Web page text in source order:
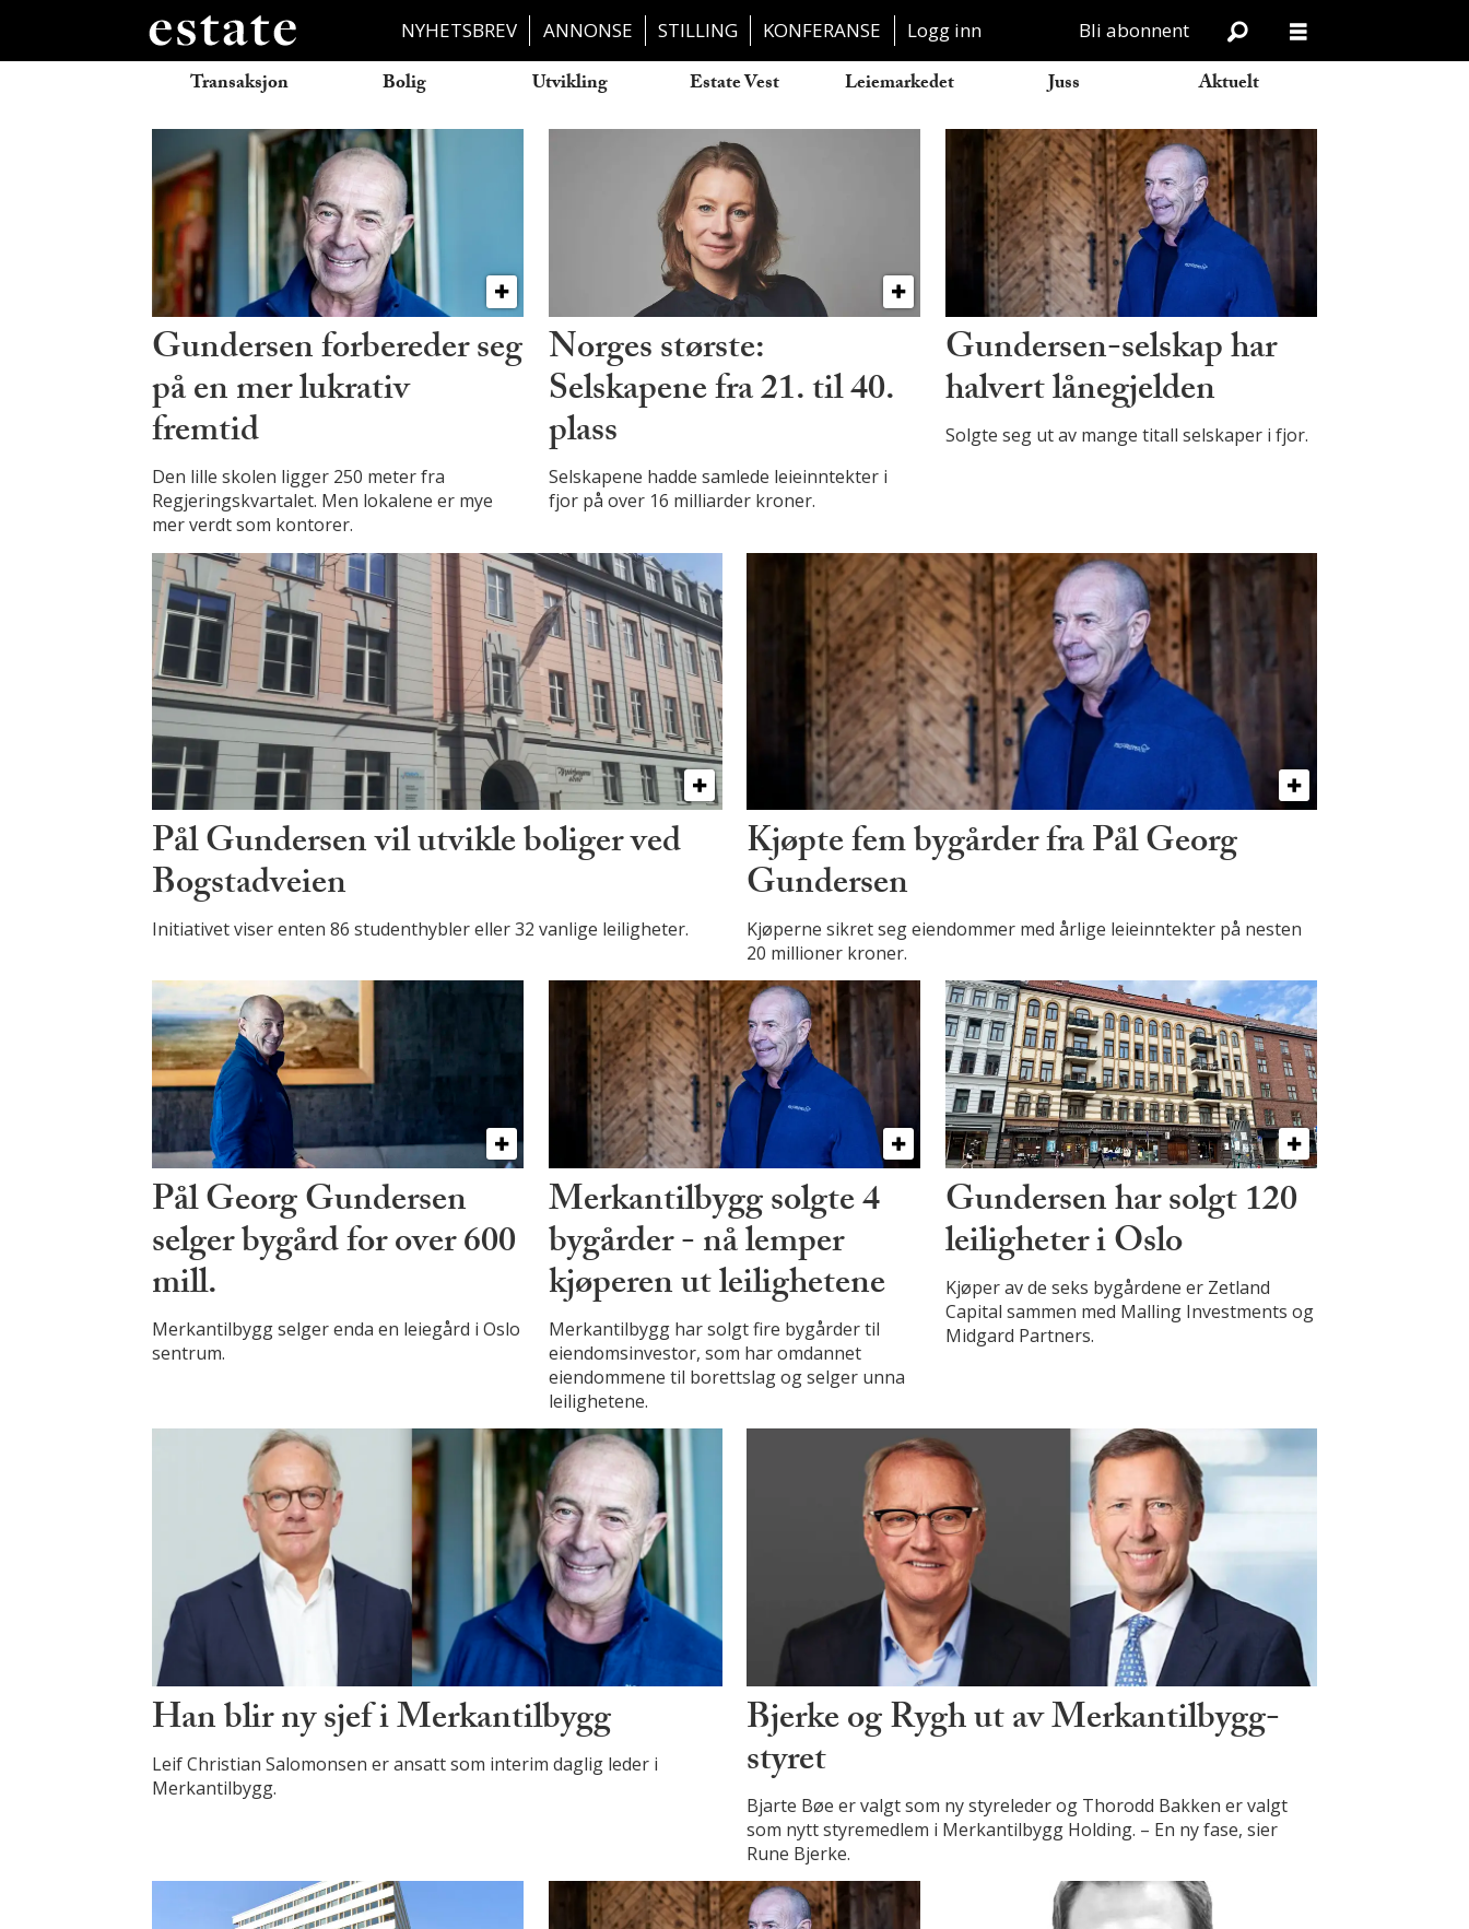
NYHETSBREV ANNONSE STILLING KONFERANSE Logg inn Bli abonnent
Transaksjon Bolig Utvikling Estate Vest Leiemarkedet Juss Aktuelt
merkantilbygg
Gundersen forbereder seg
på en mer lukrativ
fremtid
Den lille skolen ligger 250 meter fra
Regjeringskvartalet. Men lokalene er mye
mer verdt som kontorer.
Norges største:
Selskapene fra 21. til 40.
plass
Selskapene hadde samlede leieinntekter i
fjor på over 16 milliarder kroner.
Gundersen-selskap har
halvert lånegjelden
Solgte seg ut av mange titall selskaper i fjor.
Pål Gundersen vil utvikle boliger ved
Bogstadveien
Initiativet viser enten 86 studenthybler eller 32 vanlige leiligheter.
Kjøpte fem bygårder fra Pål Georg
Gundersen
Kjøperne sikret seg eiendommer med årlige leieinntekter på nesten
20 millioner kroner.
Pål Georg Gundersen
selger bygård for over 600
mill.
Merkantilbygg selger enda en leiegård i Oslo
sentrum.
Merkantilbygg solgte 4
bygårder - nå lemper
kjøperen ut leilighetene
Merkantilbygg har solgt fire bygårder til
eiendomsinvestor, som har omdannet
eiendommene til borettslag og selger unna
leilighetene.
Gundersen har solgt 120
leiligheter i Oslo
Kjøper av de seks bygårdene er Zetland
Capital sammen med Malling Investments og
Midgard Partners.
Han blir ny sjef i Merkantilbygg
Leif Christian Salomonsen er ansatt som interim daglig leder i
Merkantilbygg.
Bjerke og Rygh ut av Merkantilbygg-
styret
Bjarte Bøe er valgt som ny styreleder og Thorodd Bakken er valgt
som nytt styremedlem i Merkantilbygg Holding. – En ny fase, sier
Rune Bjerke.